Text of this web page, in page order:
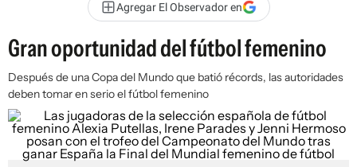
Agregar El Observador en
Gran oportunidad del fútbol femenino
Después de una Copa del Mundo que batió récords, las autoridades
deben tomar en serio el fútbol femenino